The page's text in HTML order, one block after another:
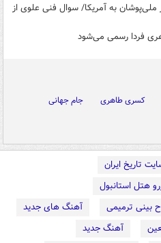
به آمریکا/ سوال فنی علوی از
فردا رسمی می‌شود
کسری طاهری
جام جهانی
تاریخ ایران
هتل استانبول
بینی ترمیمی
آهنگ های جدید
آهنگ جدید